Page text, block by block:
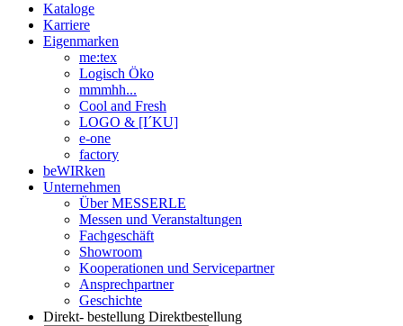
Kataloge
Karriere
Eigenmarken
me:tex
Logisch Öko
mmmhh...
Cool and Fresh
LOGO & [I´KU]
e-one
factory
beWIRken
Unternehmen
Über MESSERLE
Messen und Veranstaltungen
Fachgeschäft
Showroom
Kooperationen und Servicepartner
Ansprechpartner
Geschichte
Direkt- bestellung Direktbestellung